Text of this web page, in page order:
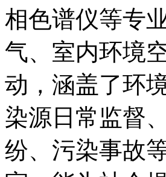
相色谱仪等专
气、室内环境
动，涵盖了环
染源日常监督
纷、污染事故